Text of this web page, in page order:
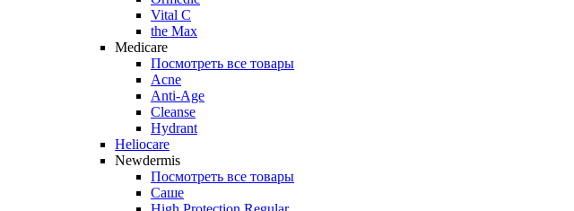
Vital C
the Max
Medicare
Посмотреть все товары
Acne
Anti‑Age
Cleanse
Hydrant
Heliocare
Newdermis
Посмотреть все товары
Саше